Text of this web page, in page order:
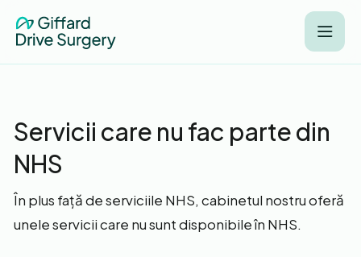
Servicii care nu fac parte din
NHS
În plus față de serviciile NHS, cabinetul nostru oferă
unele servicii care nu sunt disponibile în NHS.